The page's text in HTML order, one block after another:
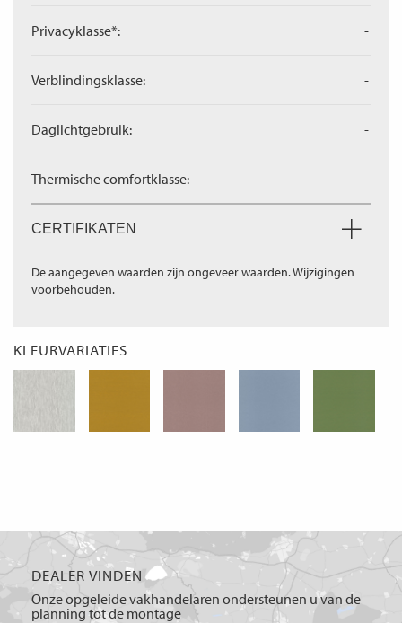
Privacyklasse*: -
Verblindingsklasse: -
Daglichtgebruik: -
Thermische comfortklasse: -
CERTIFIKATEN
De aangegeven waarden zijn ongeveer waarden. Wijzigingen
voorbehouden.
KLEURVARIATIES
DEALER VINDEN
Onze opgeleide vakhandelaren ondersteunen u van de
planning tot de montage